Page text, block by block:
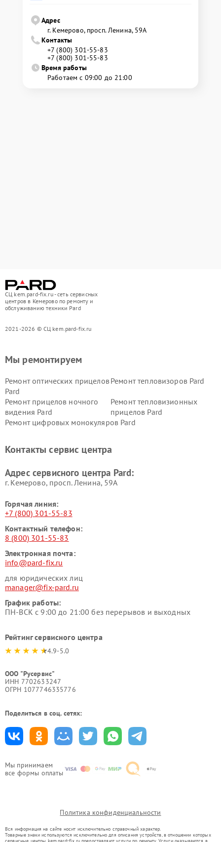
Адрес
г. Кемерово, просп. Ленина, 59А
Контакты
+7 (800) 301-55-83
+7 (800) 301-55-83
Время работы
Работаем с 09:00 до 21:00
СЦ kem.pard-fix.ru - сеть сервисных
центров в Кемерово по ремонту и
обслуживанию техники Pard
2021-2026 © СЦ kem.pard-fix.ru
Мы принимаем
все формы оплаты
Мы ремонтируем
Ремонт оптических прицелов
Pard
Ремонт тепловизоров Pard
Ремонт прицелов ночного
видения Pard
Ремонт тепловизионных
прицелов Pard
Ремонт цифровых монокуляров Pard
Контакты сервис центра
Адрес сервисного центра Pard:
г. Кемерово, просп. Ленина, 59А
Горячая линия:
+7 (800) 301-55-83
Контактный телефон:
8 (800) 301-55-83
Электронная почта:
info@pard-fix.ru
для юридических лиц
manager@fix-pard.ru
График работы:
ПН-ВСК с 9:00 до 21:00 без перерывов и выходных
Рейтинг сервисного центра
4.9-5.0
ООО "Русервис"
ИНН 7702633247
ОГРН 1077746335776
Поделиться в соц. сетях:
Политика конфиденциальности
Вся информация на сайте носит исключительно справочный характер.
Товарные знаки используются исключительно для описания устройств, в отношении которых